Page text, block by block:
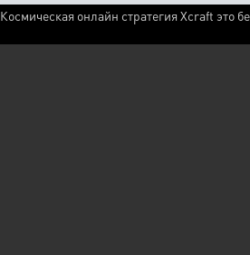
Космическая онлайн стратегия Xcraft это